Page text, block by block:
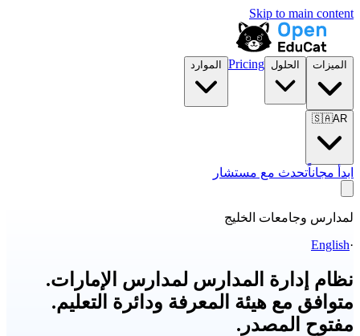
Skip to main content
الميزات الحلول Pricing الموارد
🇸🇦AR
ابدأ مجاناًتحدث مع مستشار
لمدارس وجامعات الخليج
·
English
نظام إدارة المدارس لمدارس الإمارات.
متوافق مع هيئة المعرفة ودائرة التعليم.
مفتوح المصدر.